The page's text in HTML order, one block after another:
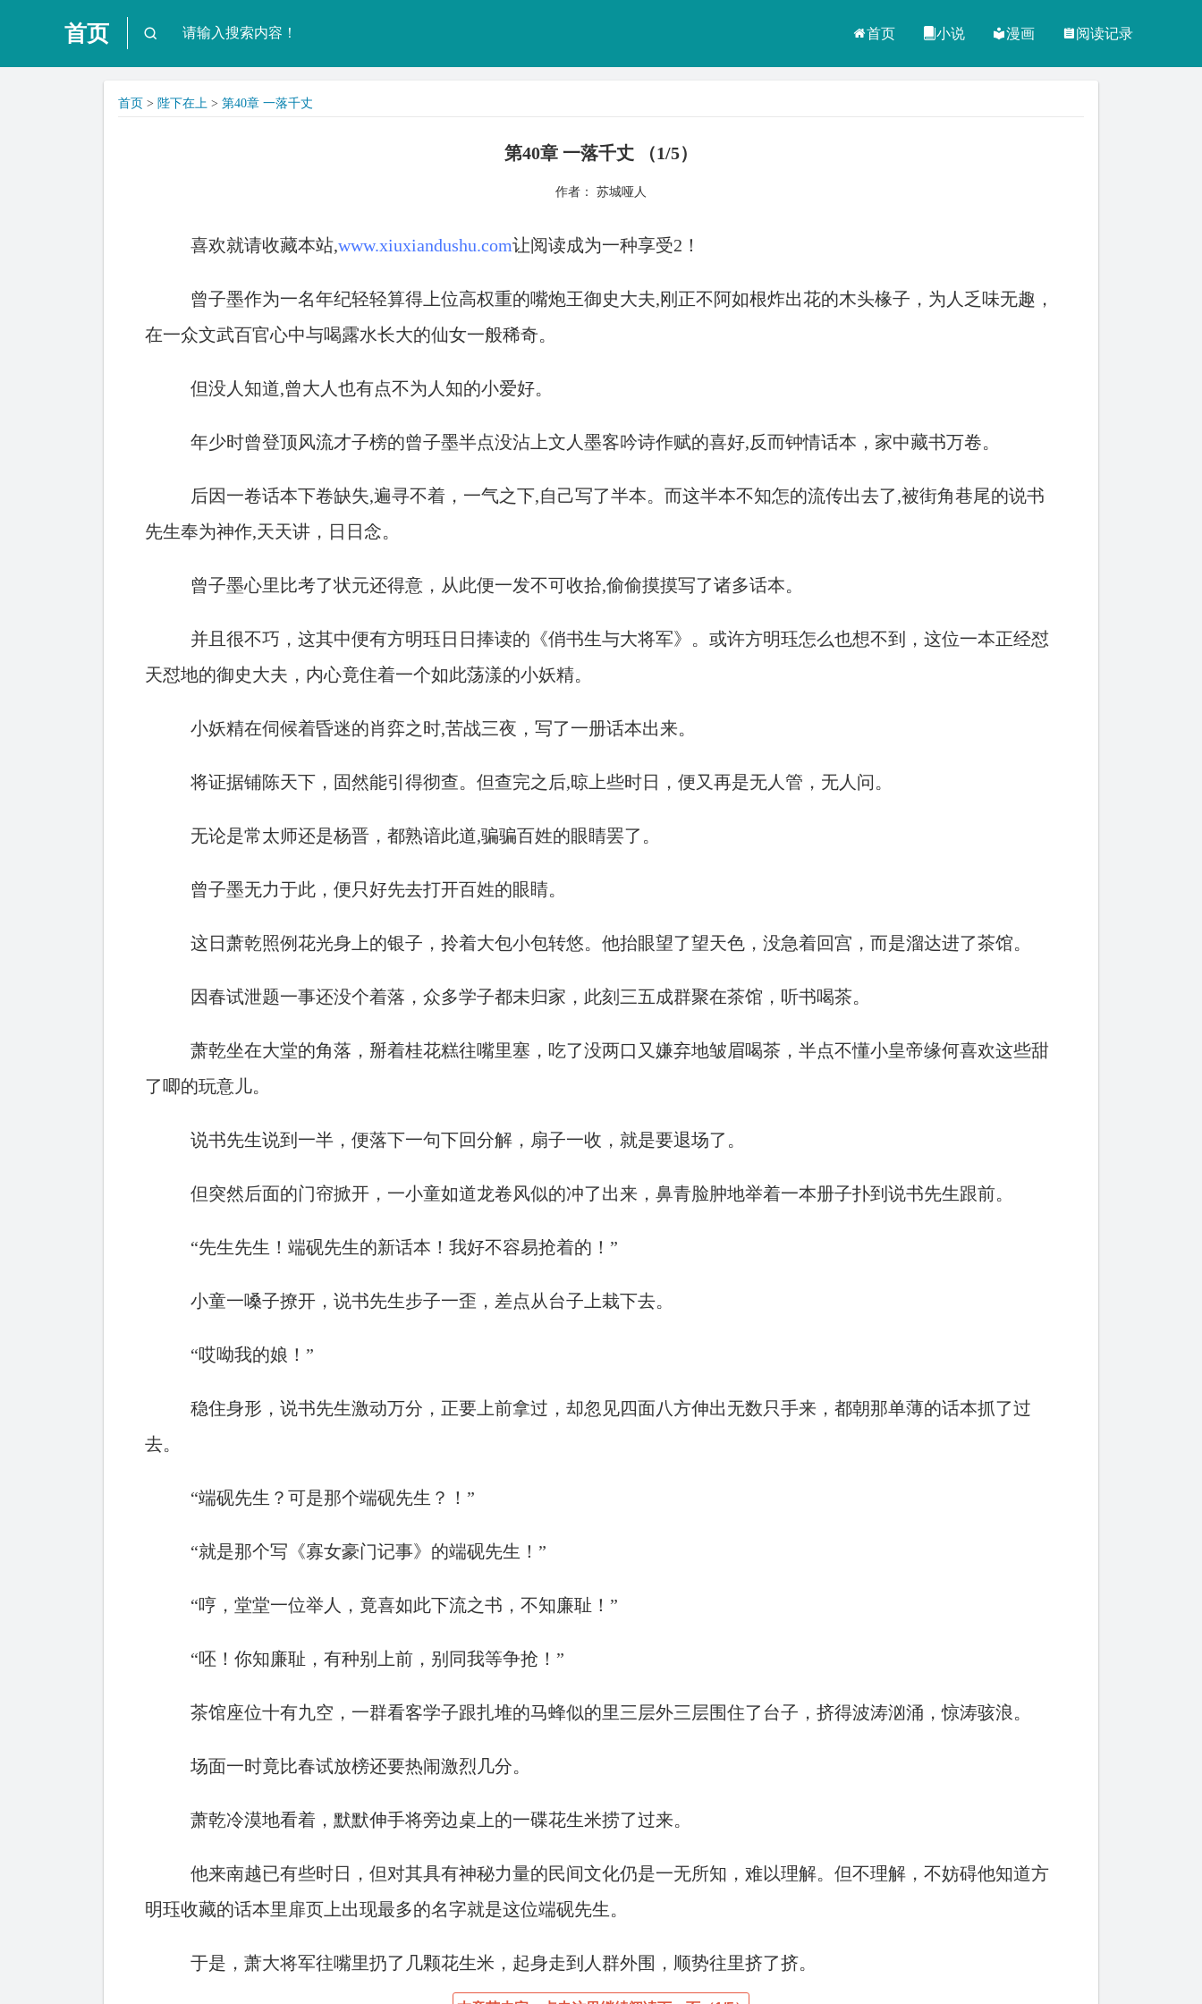
首页 首页 小说 漫画 阅读记录
首页 > 陛下在上 > 第40章 一落千丈
第40章 一落千丈 （1/5）
作者： 苏城哑人
喜欢就请收藏本站,www.xiuxiandushu.com让阅读成为一种享受2！
曾子墨作为一名年纪轻轻算得上位高权重的嘴炮王御史大夫,刚正不阿如根炸出花的木头椽子，为人乏味无趣，
在一众文武百官心中与喝露水长大的仙女一般稀奇。
但没人知道,曾大人也有点不为人知的小爱好。
年少时曾登顶风流才子榜的曾子墨半点没沾上文人墨客吟诗作赋的喜好,反而钟情话本，家中藏书万卷。
后因一卷话本下卷缺失,遍寻不着，一气之下,自己写了半本。而这半本不知怎的流传出去了,被街角巷尾的说书
先生奉为神作,天天讲，日日念。
曾子墨心里比考了状元还得意，从此便一发不可收拾,偷偷摸摸写了诸多话本。
并且很不巧，这其中便有方明珏日日捧读的《俏书生与大将军》。或许方明珏怎么也想不到，这位一本正经怼
天怼地的御史大夫，内心竟住着一个如此荡漾的小妖精。
小妖精在伺候着昏迷的肖弈之时,苦战三夜，写了一册话本出来。
将证据铺陈天下，固然能引得彻查。但查完之后,晾上些时日，便又再是无人管，无人问。
无论是常太师还是杨晋，都熟谙此道,骗骗百姓的眼睛罢了。
曾子墨无力于此，便只好先去打开百姓的眼睛。
这日萧乾照例花光身上的银子，拎着大包小包转悠。他抬眼望了望天色，没急着回宫，而是溜达进了茶馆。
因春试泄题一事还没个着落，众多学子都未归家，此刻三五成群聚在茶馆，听书喝茶。
萧乾坐在大堂的角落，掰着桂花糕往嘴里塞，吃了没两口又嫌弃地皱眉喝茶，半点不懂小皇帝缘何喜欢这些甜
了唧的玩意儿。
说书先生说到一半，便落下一句下回分解，扇子一收，就是要退场了。
但突然后面的门帘掀开，一小童如道龙卷风似的冲了出来，鼻青脸肿地举着一本册子扑到说书先生跟前。
“先生先生！端砚先生的新话本！我好不容易抢着的！”
小童一嗓子撩开，说书先生步子一歪，差点从台子上栽下去。
“哎呦我的娘！”
稳住身形，说书先生激动万分，正要上前拿过，却忽见四面八方伸出无数只手来，都朝那单薄的话本抓了过
去。
“端砚先生？可是那个端砚先生？！”
“就是那个写《寡女豪门记事》的端砚先生！”
“哼，堂堂一位举人，竟喜如此下流之书，不知廉耻！”
“呸！你知廉耻，有种别上前，别同我等争抢！”
茶馆座位十有九空，一群看客学子跟扎堆的马蜂似的里三层外三层围住了台子，挤得波涛汹涌，惊涛骇浪。
场面一时竟比春试放榜还要热闹激烈几分。
萧乾冷漠地看着，默默伸手将旁边桌上的一碟花生米捞了过来。
他来南越已有些时日，但对其具有神秘力量的民间文化仍是一无所知，难以理解。但不理解，不妨碍他知道方
明珏收藏的话本里扉页上出现最多的名字就是这位端砚先生。
于是，萧大将军往嘴里扔了几颗花生米，起身走到人群外围，顺势往里挤了挤。